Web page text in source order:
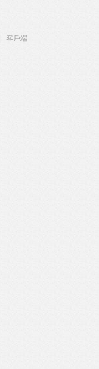
客戶端